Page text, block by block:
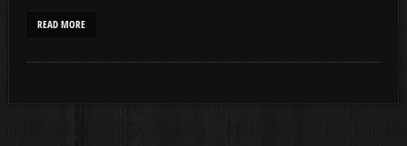
READ MORE